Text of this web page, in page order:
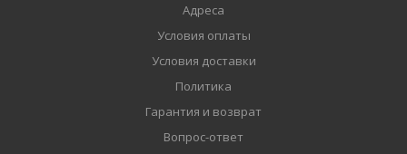
Адреса
Условия оплаты
Условия доставки
Политика
Гарантия и возврат
Вопрос-ответ